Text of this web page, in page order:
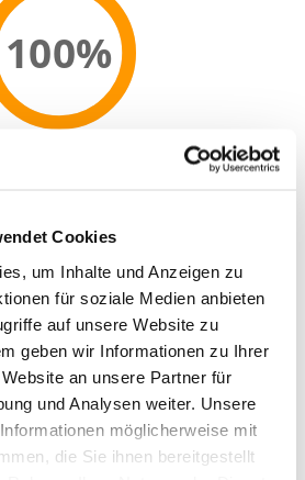
Cookies
um Inhalte und Anzeigen zu
für soziale Medien anbieten
auf unsere Website zu
geben wir Informationen zu Ihrer
an unsere Partner für
und Analysen weiter. Unsere
möglicherweise mit
die Sie ihnen bereitgestellt
100%
EMPFEHLEN DIESES PRODUKT
deta mit dem Mineral Calcium, die
Wachstum und Leben wesentlich
an für das richtige Wachstum von
anderen Strukturen verantwortlich, die
erfordern. Beugt Rachitis vor.